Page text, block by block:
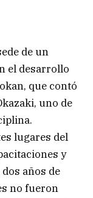
de un
el desarrollo
que contó
uno de
lugares del
y
años de
no fueron